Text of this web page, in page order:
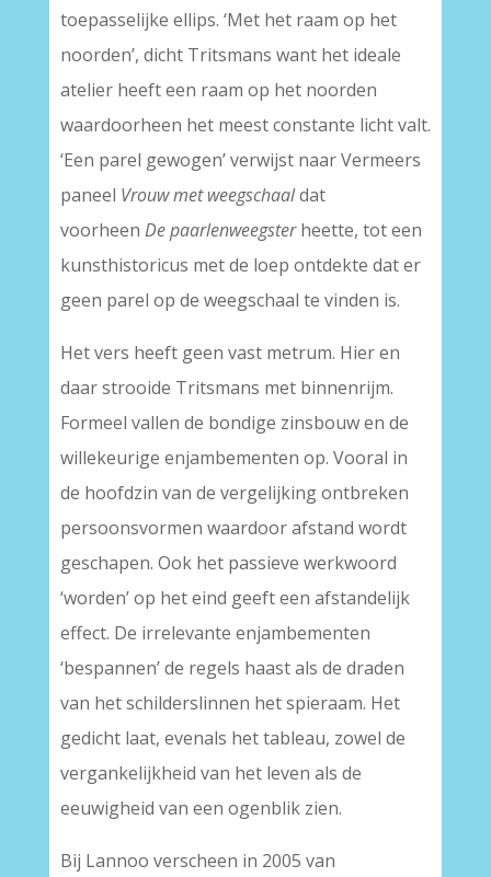
toepasselijke ellips. ‘Met het raam op het
noorden’, dicht Tritsmans want het ideale
atelier heeft een raam op het noorden
waardoorheen het meest constante licht valt.
‘Een parel gewogen’ verwijst naar Vermeers
paneel Vrouw met weegschaaldat
voorheen De paarlenweegsterheette, tot een
kunsthistoricus met de loep ontdekte dat er
geen parel op de weegschaal te vinden is.
Het vers heeft geen vast metrum. Hier en
daar strooide Tritsmans met binnenrijm.
Formeel vallen de bondige zinsbouw en de
willekeurige enjambementen op. Vooral in
de hoofdzin van de vergelijking ontbreken
persoonsvormen waardoor afstand wordt
geschapen. Ook het passieve werkwoord
‘worden’ op het eind geeft een afstandelijk
effect. De irrelevante enjambementen
‘bespannen’ de regels haast als de draden
van het schilderslinnen het spieraam. Het
gedicht laat, evenals het tableau, zowel de
vergankelijkheid van het leven als de
eeuwigheid van een ogenblik zien.
Bij Lannoo verscheen in 2005 van